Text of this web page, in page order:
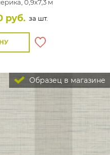
0,9x7,3 м
руб. за шт.
Образец в магазине